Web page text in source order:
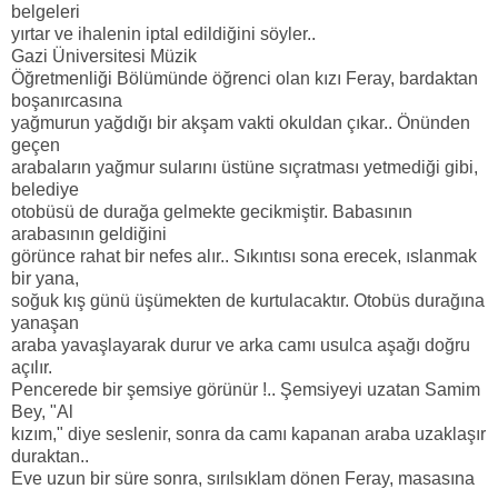
belgeleri
yırtar ve ihalenin iptal edildiğini söyler..
Gazi Üniversitesi Müzik
Öğretmenliği Bölümünde öğrenci olan kızı Feray, bardaktan
boşanırcasına
yağmurun yağdığı bir akşam vakti okuldan çıkar.. Önünden
geçen
arabaların yağmur sularını üstüne sıçratması yetmediği gibi,
belediye
otobüsü de durağa gelmekte gecikmiştir. Babasının
arabasının geldiğini
görünce rahat bir nefes alır.. Sıkıntısı sona erecek, ıslanmak
bir yana,
soğuk kış günü üşümekten de kurtulacaktır. Otobüs durağına
yanaşan
araba yavaşlayarak durur ve arka camı usulca aşağı doğru
açılır.
Pencerede bir şemsiye görünür !.. Şemsiyeyi uzatan Samim
Bey, "Al
kızım," diye seslenir, sonra da camı kapanan araba uzaklaşır
duraktan..
Eve uzun bir süre sonra, sırılsıklam dönen Feray, masasına